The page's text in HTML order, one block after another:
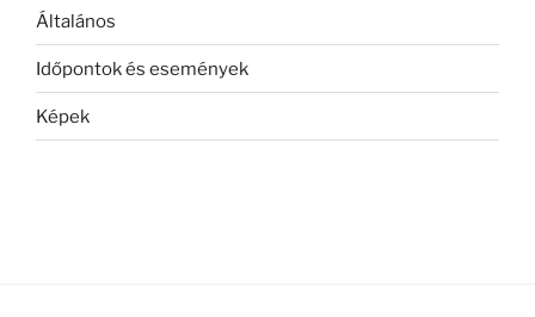
Általános
Időpontok és események
Képek